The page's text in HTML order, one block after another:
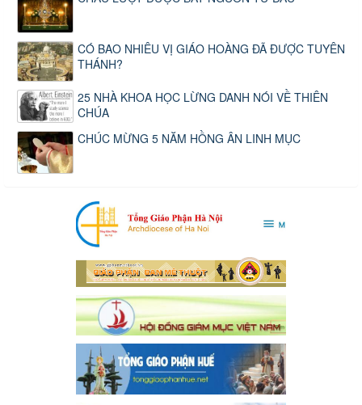
CÓ BAO NHIÊU VỊ GIÁO HOÀNG ĐÃ ĐƯỢC TUYÊN
THÁNH?
25 NHÀ KHOA HỌC LỪNG DANH NÓI VỀ THIÊN
CHÚA
CHÚC MỪNG 5 NĂM HỒNG ÂN LINH MỤC